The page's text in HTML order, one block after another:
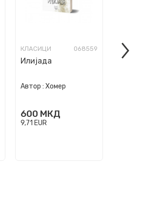
КЛАСИЦИ 068559
Илијада
Автор : Хомер
600 МКД
9,71 EUR